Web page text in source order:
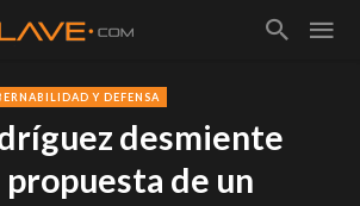
Y DEFENSA
desmiente
de un